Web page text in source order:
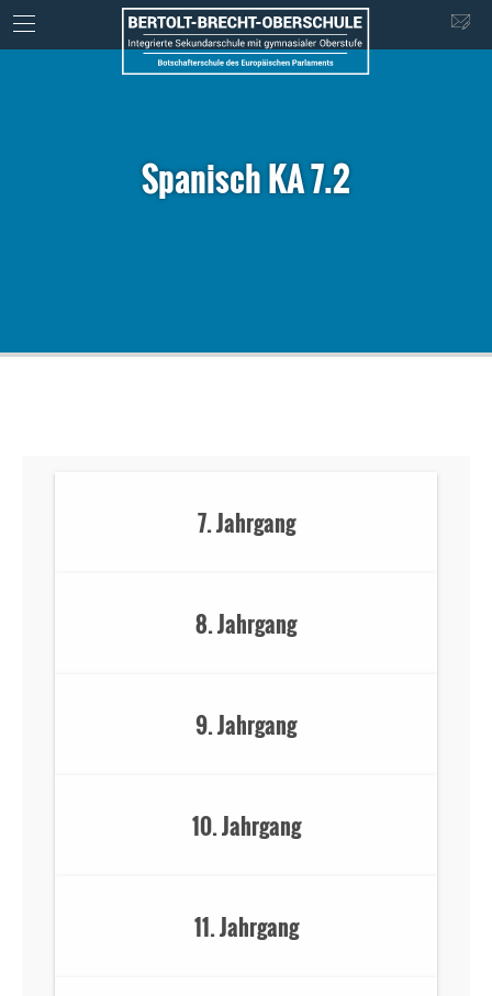
Spanisch KA 7.2
7. Jahrgang
8. Jahrgang
9. Jahrgang
10. Jahrgang
11. Jahrgang